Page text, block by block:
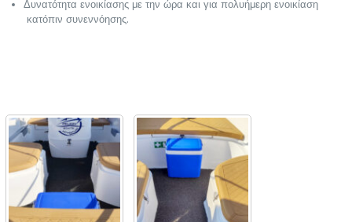
Δυνατότητα ενοικίασης με την ώρα και για πολυήμερη ενοικίαση
κατόπιν συνεννόησης.